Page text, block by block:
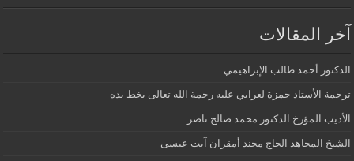
آخر المقالات
الدكتور أحمد طالب الإبراهيمي
ترجمة الأستاذ حمزة لعرابي عليه رحمة الله تعالى بخط يده
الأديب المؤرخ الدكتور محمد صالح ناصر
الشيخ المجاهد الحاج محند أمقران آيت عيسى